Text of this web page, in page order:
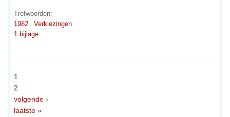
Trefwoorden:
1982
Verkiezingen
1 bijlage
1
2
volgende ›
laatste »